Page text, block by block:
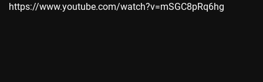
https://www.youtube.com/watch?v=mSGC8pRq6hg